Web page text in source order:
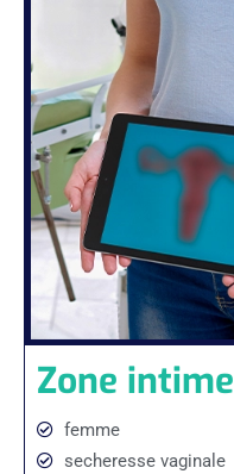
Zone intime
femme
secheresse vaginale